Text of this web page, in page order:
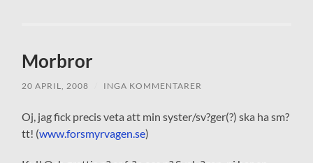
Morbror
20 APRIL, 2008 INGA KOMMENTARER
Oj, jag fick precis veta att min syster/sv?ger(?) ska ha sm?
tt! (www.forsmyrvagen.se)